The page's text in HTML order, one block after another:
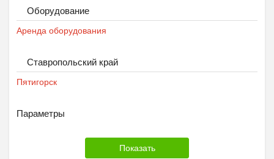
Оборудование
Аренда оборудования
Ставропольский край
Пятигорск
Параметры